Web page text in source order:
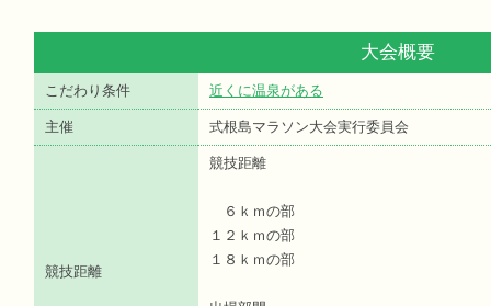
大会概要
こだわり条件 近くに温泉がある
主催 式根島マラソン大会実行委員会
競技距離
競技距離
６ｋｍの部
１２ｋｍの部
１８ｋｍの部